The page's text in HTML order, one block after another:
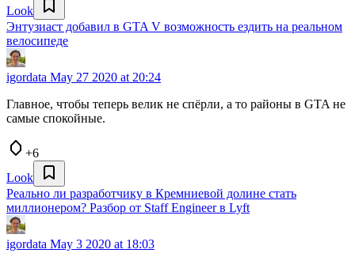
Look
Энтузиаст добавил в GTA V возможность ездить на реальном
велосипеде
igordata May 27 2020 at 20:24
Главное, чтобы теперь велик не спёрли, а то районы в GTA не
самые спокойные.
+6
Look
Реально ли разработчику в Кремниевой долине стать
миллионером? Разбор от Staff Engineer в Lyft
igordata May 3 2020 at 18:03